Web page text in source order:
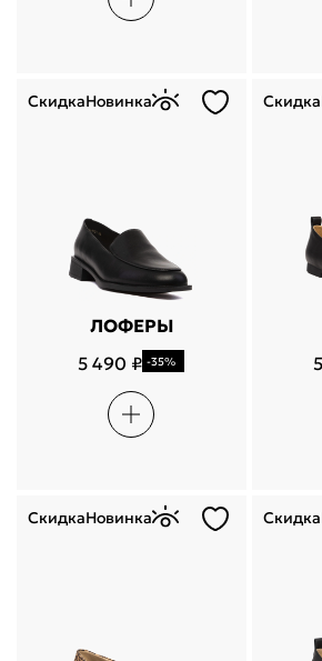
ЛОФЕРЫ
5 490 ₽ -35%
СкидкаНовинка Скидка
СкидкаНовинка Скидка